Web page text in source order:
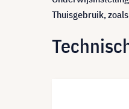
Thuisgebruik,